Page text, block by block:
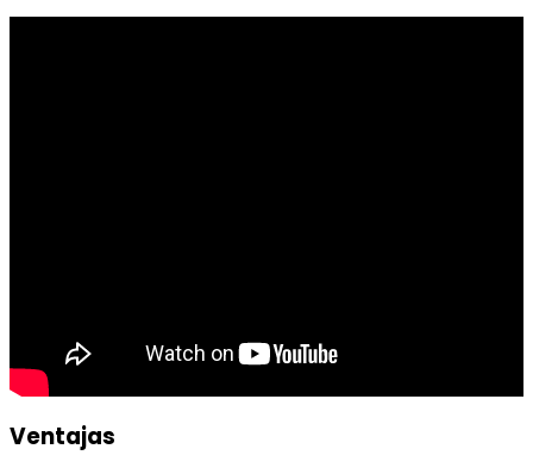
Ventajas